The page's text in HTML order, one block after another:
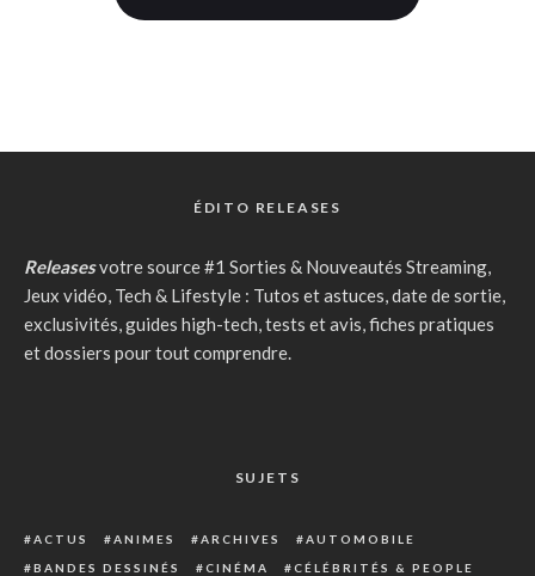
ÉDITO RELEASES
Releasesvotre source #1 Sorties & Nouveautés Streaming,
Jeux vidéo, Tech & Lifestyle : Tutos et astuces, date de sortie,
exclusivités, guides high-tech, tests et avis, fiches pratiques
et dossiers pour tout comprendre.
SUJETS
ACTUS ANIMES ARCHIVES
AUTOMOBILE
BANDES DESSINÉS
CINÉMA
CÉLÉBRITÉS & PEOPLE